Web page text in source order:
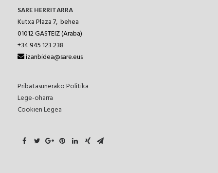
SARE HERRITARRA
Kutxa Plaza 7, behea
01012GASTEIZ (Araba)
+34 945 123 238
izanbidea@sare.eus
Pribatasunerako Politika
Lege-oharra
Cookien Legea